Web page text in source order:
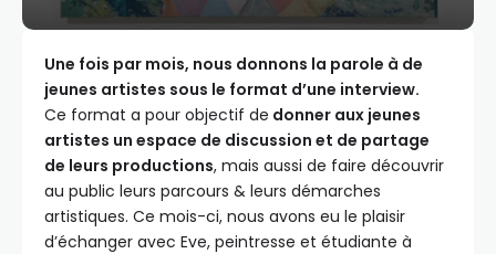
Une fois par mois, nous donnons la parole à de
jeunes artistes sous le format d’une interview.
Ce format a pour objectif de donner aux jeunes
artistes un espace de discussion et de partage
de leurs productions, mais aussi de faire découvrir
au public leurs parcours & leurs démarches
artistiques. Ce mois-ci, nous avons eu le plaisir
d’échanger avec Eve, peintresse et étudiante à